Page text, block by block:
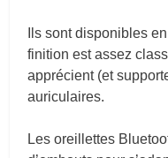
Ils sont disponibles
finition est assez
apprécient (et
auriculaires.
Les oreillettes